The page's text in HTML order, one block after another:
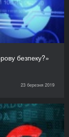
безпеку?»
23 березня 2019